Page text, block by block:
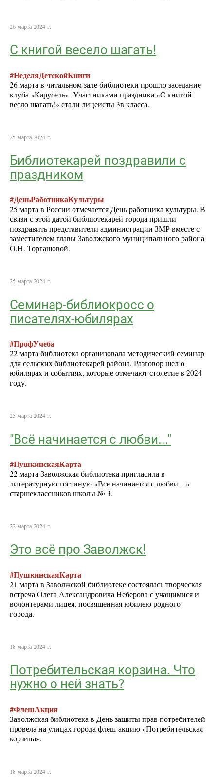
26 марта 2024 г.
С книгой весело шагать!
#НеделяДетскойКниги
26 марта в читальном зале библиотеки прошло заседание
клуба «Карусель». Участниками праздника «С книгой
весло шагать!» стали лицеисты 3в класса.
25 марта 2024 г.
Библиотекарей поздравили с
праздником
#ДеньРаботникаКультуры
25 марта в России отмечается День работника культуры. В
связи с этой датой библиотекарей города пришли
поздравить представители администрации ЗМР вместе с
заместителем главы Заволжского муниципального района
О.Н. Торгашовой.
25 марта 2024 г.
Семинар-библиокросс о
писателях-юбилярах
#ПрофУчеба
22 марта библиотека организовала методический семинар
для сельских библиотекарей района. Разговор шел о
юбилярах и событиях, которые отмечают столетие в 2024
году.
25 марта 2024 г.
"Всё начинается с любви..."
#ПушкинскаяКарта
22 марта Заволжская библиотека пригласила в
литературную гостиную «Все начинается с любви…»
старшеклассников школы № 3.
22 марта 2024 г.
Это всё про Заволжск!
#ПушкинскаяКарта
21 марта в Заволжской библиотеке состоялась творческая
встреча Олега Александровича Неберова с учащимися и
волонтерами лицея, посвященная юбилею родного
города.
18 марта 2024 г.
Потребительская корзина. Что
нужно о ней знать?
#ФлешАкция
Заволжская библиотека в День защиты прав потребителей
провела на улицах города флеш-акцию «Потребительская
корзина».
18 марта 2024 г.